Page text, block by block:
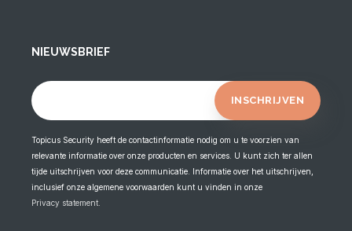
NIEUWSBRIEF
Topicus Security heeft de contactinformatie nodig om u te voorzien van
relevante informatie over onze producten en services. U kunt zich ter allen
tijde uitschrijven voor deze communicatie. Informatie over het uitschrijven,
inclusief onze algemene voorwaarden kunt u vinden in onze
Privacy statement